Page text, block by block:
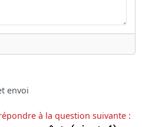
envoi
à la question suivante :